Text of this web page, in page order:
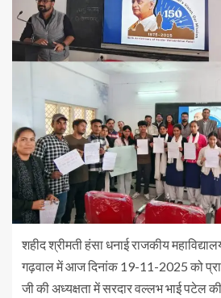
शहीद श्रीमती हंसा धनाई राजकीय
गढ़वाल में आज दिनांक 19-11-2025 को
जी की अध्यक्षता में सरदार वल्लभ भाई पटेल